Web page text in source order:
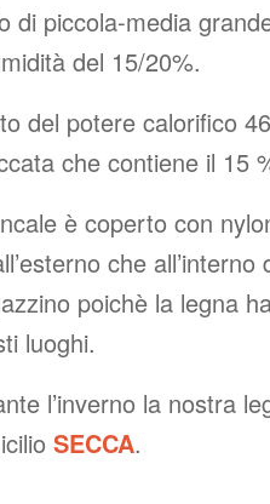
di piccola-media
del 15/20%.
del potere calorifico
che contiene il 15
è coperto con
che
poichè la legna
luoghi.
l’inverno la nostra
SECCA.